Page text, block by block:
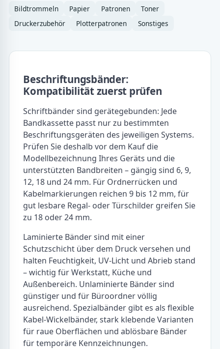
Bildtrommeln Papier Patronen
Toner
Druckerzubehör
Plotterpatronen Sonstiges
Beschriftungsbänder:
Kompatibilität zuerst prüfen
Schriftbänder sind gerätegebunden: Jede
Bandkassette passt nur zu bestimmten
Beschriftungsgeräten des jeweiligen Systems.
Prüfen Sie deshalb vor dem Kauf die
Modellbezeichnung Ihres Geräts und die
unterstützten Bandbreiten – gängig sind 6, 9,
12, 18 und 24 mm. Für Ordnerrücken und
Kabelmarkierungen reichen 9 bis 12 mm, für
gut lesbare Regal- oder Türschilder greifen Sie
zu 18 oder 24 mm.
Laminierte Bänder sind mit einer
Schutzschicht über dem Druck versehen und
halten Feuchtigkeit, UV-Licht und Abrieb stand
– wichtig für Werkstatt, Küche und
Außenbereich. Unlaminierte Bänder sind
günstiger und für Büroordner völlig
ausreichend. Spezialbänder gibt es als flexible
Kabel-Wickelbänder, stark klebende Varianten
für raue Oberflächen und ablösbare Bänder
für temporäre Kennzeichnungen.